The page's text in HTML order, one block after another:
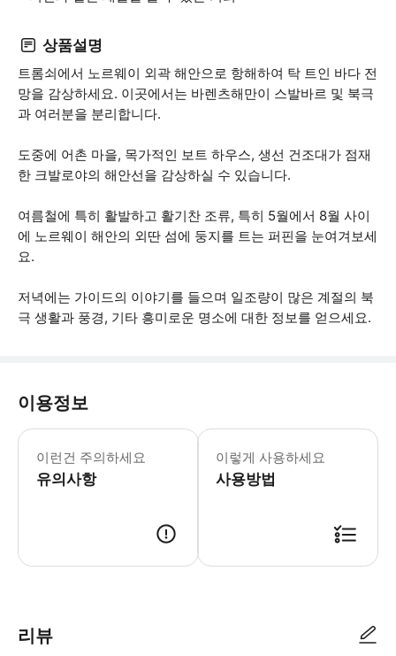
상품설명
트롬쇠에서 노르웨이 외곽 해안으로 항해하여 탁 트인 바다 전
망을 감상하세요. 이곳에서는 바렌츠해만이 스발바르 및 북극
과 여러분을 분리합니다.
도중에 어촌 마을, 목가적인 보트 하우스, 생선 건조대가 점재
한 크발로야의 해안선을 감상하실 수 있습니다.
여름철에 특히 활발하고 활기찬 조류, 특히 5월에서 8월 사이
에 노르웨이 해안의 외딴 섬에 둥지를 트는 퍼핀을 눈여겨보세
요.
저녁에는 가이드의 이야기를 들으며 일조량이 많은 계절의 북
극 생활과 풍경, 기타 흥미로운 명소에 대한 정보를 얻으세요.
이용정보
이런건 주의하세요
유의사항
야생동물과 한밤중의 태양은 자연과
이렇게 사용하세요
사용방법
리뷰